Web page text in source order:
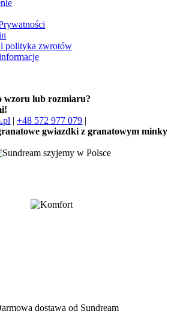
polityka zwrotów
wzoru lub rozmiaru?
|+48 572 977 079 |
gwiazdki z granatowym minky